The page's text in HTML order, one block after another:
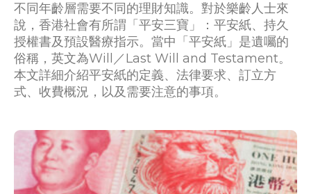
不同年齡層需要不同的理財知識。對於樂齡人士來
說，香港社會有所謂「平安三寶」：平安紙、持久
授權書及預設醫療指示。當中「平安紙」是遺囑的
俗稱，英文為Will／Last Will and Testament。
本文詳細介紹平安紙的定義、法律要求、訂立方
式、收費概況，以及需要注意的事項。